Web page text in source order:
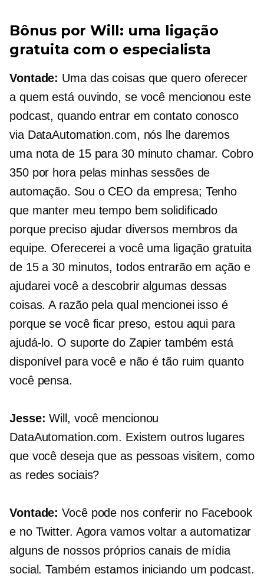
Bônus por Will: uma ligação
gratuita com o especialista
Vontade: Uma das coisas que quero oferecer
a quem está ouvindo, se você mencionou este
podcast, quando entrar em contato conosco
via DataAutomation.com, nós lhe daremos
uma nota de 15 para 30 minuto chamar. Cobro
350 por hora pelas minhas sessões de
automação. Sou o CEO da empresa; Tenho
que manter meu tempo bem solidificado
porque preciso ajudar diversos membros da
equipe. Oferecerei a você uma ligação gratuita
de 15 a 30 minutos, todos entrarão em ação e
ajudarei você a descobrir algumas dessas
coisas. A razão pela qual mencionei isso é
porque se você ficar preso, estou aqui para
ajudá-lo. O suporte do Zapier também está
disponível para você e não é tão ruim quanto
você pensa.
Jesse: Will, você mencionou
DataAutomation.com. Existem outros lugares
que você deseja que as pessoas visitem, como
as redes sociais?
Vontade: Você pode nos conferir no Facebook
e no Twitter. Agora vamos voltar a automatizar
alguns de nossos próprios canais de mídia
social. Também estamos iniciando um podcast.